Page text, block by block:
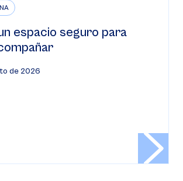
espacio seguro para
de 2026